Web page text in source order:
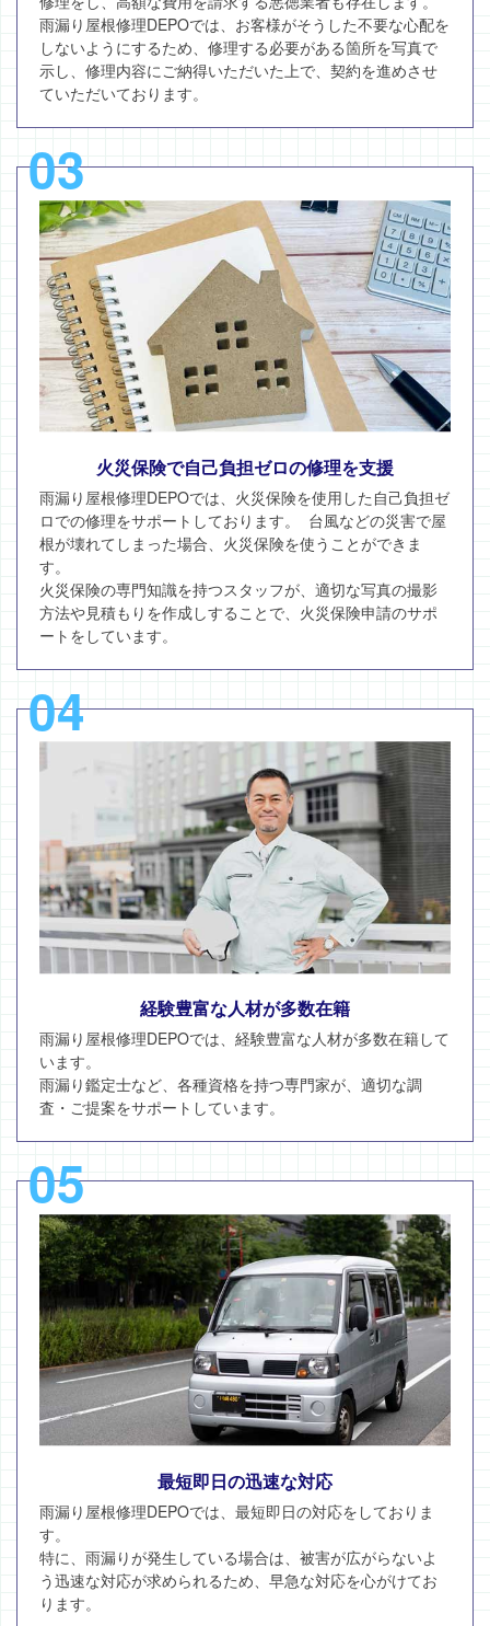
雨漏り屋根修理DEPOでは、お客様がそうした不要な心配を
しないようにするため、修理する必要がある箇所を写真で
示し、修理内容にご納得いただいた上で、契約を進めさせ
ていただいております。
03
火災保険で自己負担ゼロの修理を支援
雨漏り屋根修理DEPOでは、火災保険を使用した自己負担ゼ
ロでの修理をサポートしております。 台風などの災害で屋
根が壊れてしまった場合、火災保険を使うことができま
す。
火災保険の専門知識を持つスタッフが、適切な写真の撮影
方法や見積もりを作成しすることで、火災保険申請のサポ
ートをしています。
04
経験豊富な人材が多数在籍
雨漏り屋根修理DEPOでは、経験豊富な人材が多数在籍して
います。
雨漏り鑑定士など、各種資格を持つ専門家が、適切な調
査・ご提案をサポートしています。
05
最短即日の迅速な対応
雨漏り屋根修理DEPOでは、最短即日の対応をしておりま
す。
特に、雨漏りが発生している場合は、被害が広がらないよ
う迅速な対応が求められるため、早急な対応を心がけてお
ります。